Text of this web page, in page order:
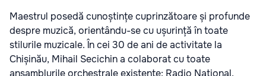
Maestrul posedă cunoștințe cuprinzătoare și profunde
despre muzică, orientându-se cu ușurință în toate
stilurile muzicale. În cei 30 de ani de activitate la
Chișinău, Mihail Secichin a colaborat cu toate
ansamblurile orchestrale existente: Radio Național,